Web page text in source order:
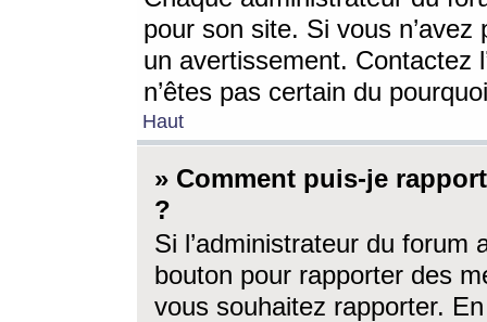
pour son site. Si vous
un avertissement. Contactez
n’êtes pas certain du
Haut
» Comment puis-je
?
Si l’administrateur du forum
bouton pour rapporter des
vous souhaitez rapporter.